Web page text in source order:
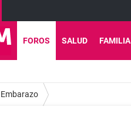
FOROS SALUD FAMILIA
Embarazo